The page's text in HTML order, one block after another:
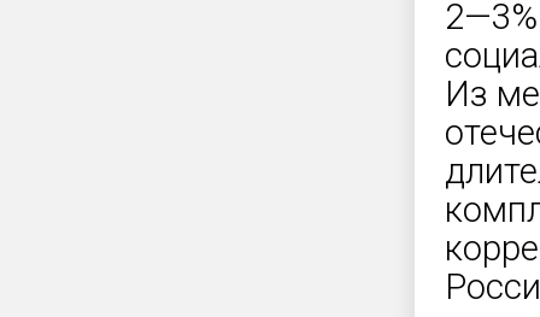
Из